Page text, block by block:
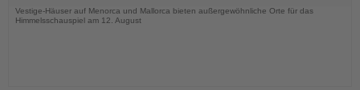
Vestige-Häuser auf Menorca und Mallorca bieten außergewöhnliche Orte für das
Himmelsschauspiel am 12. August